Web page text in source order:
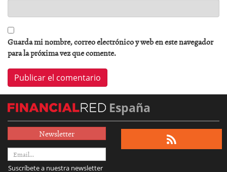
Guarda mi nombre, correo electrónico y web en este navegador
para la próxima vez que comente.
España
Newsletter
Suscríbete a nuestra newsletter